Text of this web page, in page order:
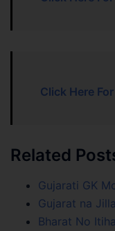
Click Here
Related
Gujarati GK
Gujarat na
Bharat No